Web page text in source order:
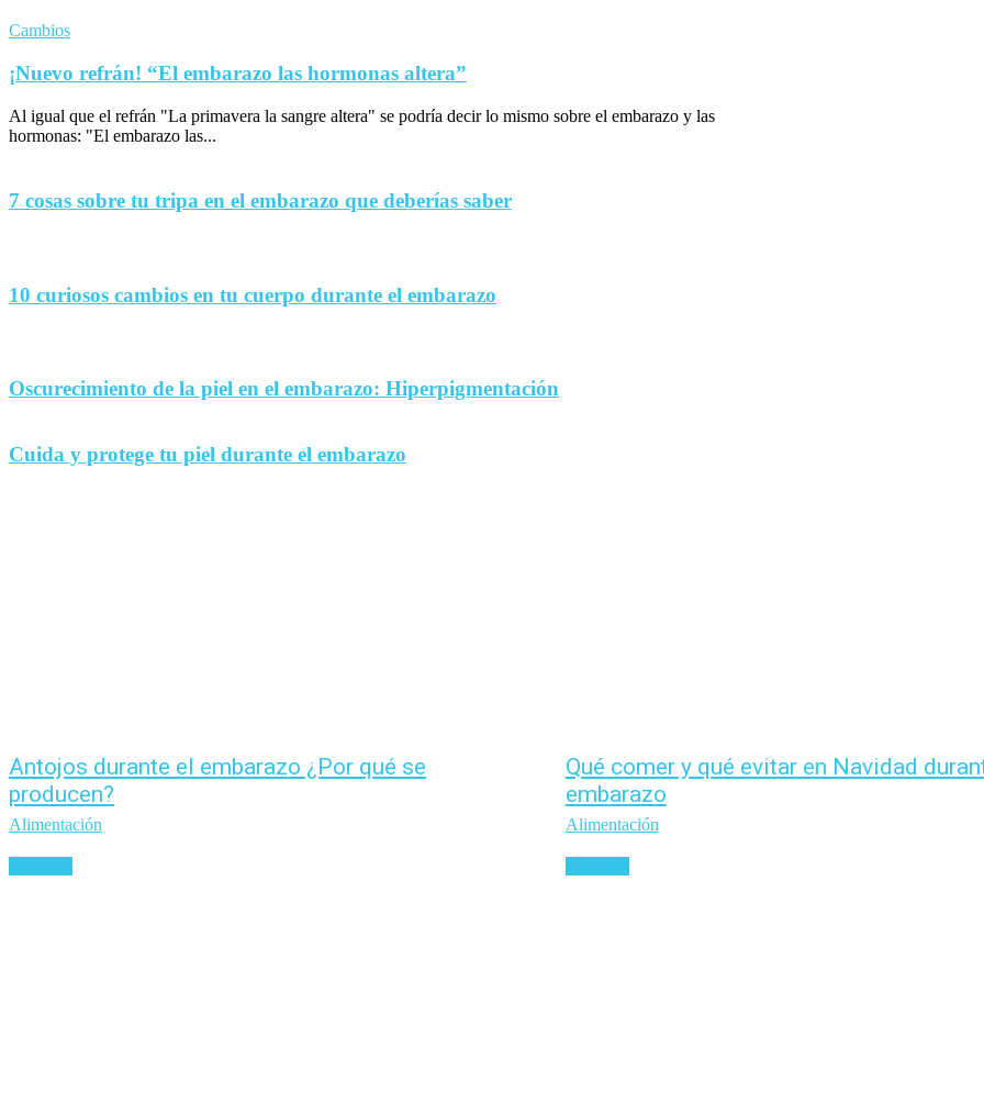
Cambios
¡Nuevo refrán! “El embarazo las hormonas altera”
Al igual que el refrán "La primavera la sangre altera" se podría decir lo mismo sobre el embarazo y las
hormonas: "El embarazo las...
7 cosas sobre tu tripa en el embarazo que deberías saber
10 curiosos cambios en tu cuerpo durante el embarazo
Oscurecimiento de la piel en el embarazo: Hiperpigmentación
Cuida y protege tu piel durante el embarazo
Antojos durante el embarazo ¿Por qué se
producen?
Alimentación
Qué comer y qué evitar en Navidad
embarazo
Alimentación